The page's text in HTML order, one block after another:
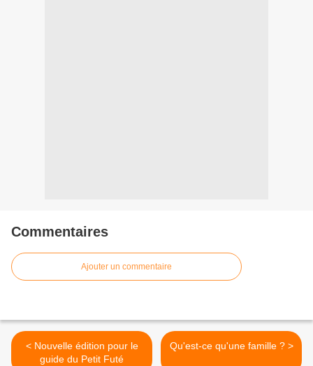
Commentaires
Ajouter un commentaire
< Nouvelle édition pour le
guide du Petit Futé
Qu'est-ce qu'une famille ? >